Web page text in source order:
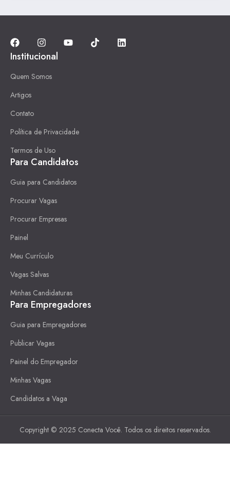
Institucional
Quem Somos
Artigos
Contato
Política de Privacidade
Termos de Uso
Para Candidatos
Guia para Candidatos
Procurar Vagas
Procurar Empresas
Painel
Meu Currículo
Vagas Salvas
Minhas Candidaturas
Para Empregadores
Guia para Empregadores
Publicar Vagas
Painel do Empregador
Minhas Vagas
Candidatos a Vaga
Copyright © 2025 Conecta Você. Todos os direitos reservados.